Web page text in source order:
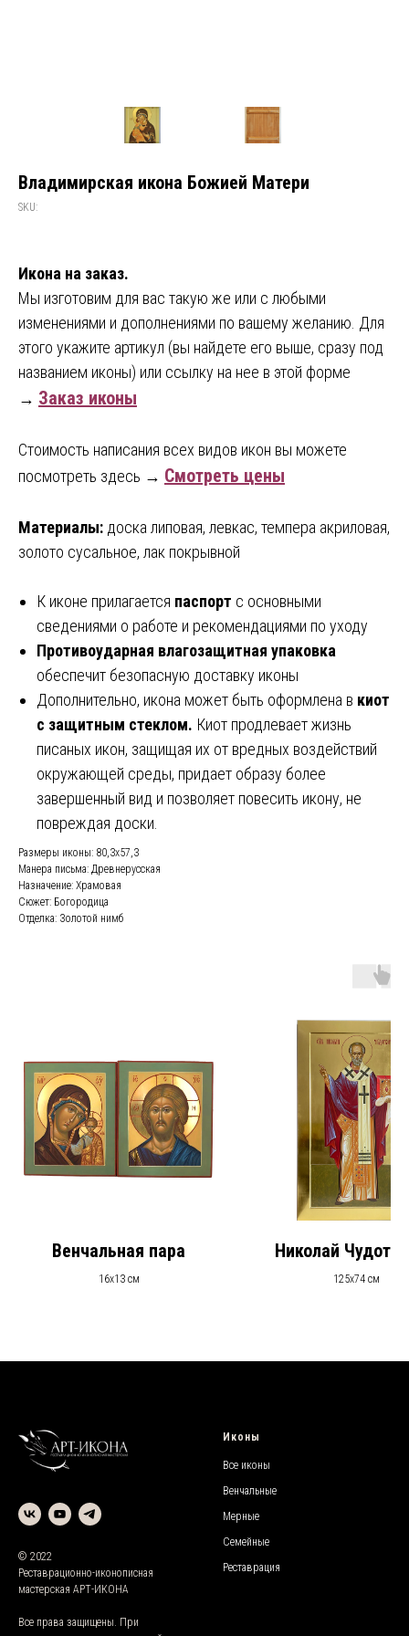
Владимирская икона Божией Матери
SKU:
Икона на заказ.
Мы изготовим для вас такую же или с любыми
изменениями и дополнениями по вашему желанию. Для
этого укажите артикул (вы найдете его выше, сразу под
названием иконы) или ссылку на нее в этой форме
→ Заказ иконы
Стоимость написания всех видов икон вы можете
посмотреть здесь → Смотреть цены
Материалы: доска липовая, левкас, темпера акриловая,
золото сусальное, лак покрывной
К иконе прилагается паспорт с основными
сведениями о работе и рекомендациями по уходу
Противоударная влагозащитная упаковка
обеспечит безопасную доставку иконы
Дополнительно, икона может быть оформлена в киот
с защитным стеклом. Киот продлевает жизнь
писаных икон, защищая их от вредных воздействий
окружающей среды, придает образу более
завершенный вид и позволяет повесить икону, не
повреждая доски.
Размеры иконы: 80,3х57,3
Манера письма: Древнерусская
Назначение: Храмовая
Сюжет: Богородица
Отделка: Золотой нимб
Венчальная пара
16х13 см
Николай
125х74 см
© 2022
Реставрационно-иконописная
мастерская АРТ-ИКОНА
Все права защищены. При
Иконы
Все иконы
Венчальные
Мерные
Семейные
Реставрация